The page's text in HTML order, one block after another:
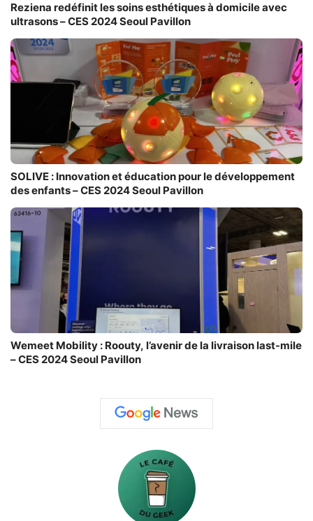
Reziena redéfinit les soins esthétiques à domicile avec
ultrasons – CES 2024 Seoul Pavillon
SOLIVE : Innovation et éducation pour le développement
des enfants – CES 2024 Seoul Pavillon
Wemeet Mobility : Roouty, l’avenir de la livraison last-mile
– CES 2024 Seoul Pavillon